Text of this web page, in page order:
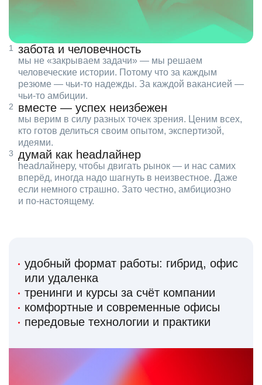
забота и человечность
мы не «закрываем задачи» — мы решаем
человеческие истории. Потому что за каждым
резюме — чьи‑то надежды. За каждой вакансией —
чьи‑то амбиции.
вместе — успех неизбежен
мы верим в силу разных точек зрения. Ценим всех,
кто готов делиться своим опытом, экспертизой,
идеями.
думай как headлайнер
headлайнеру, чтобы двигать рынок — и нас самих
вперёд, иногда надо шагнуть в неизвестное. Даже
если немного страшно. Зато честно, амбициозно
и по‑настоящему.
удобный формат работы: гибрид, офис
или удаленка
тренинги и курсы за счёт компании
комфортные и современные офисы
передовые технологии и практики